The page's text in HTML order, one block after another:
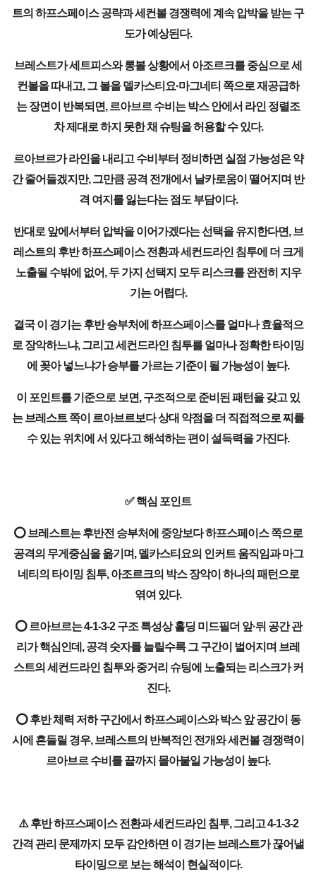
트의 하프스페이스 공략과 세컨볼 경쟁력에 계속 압박을 받는 구
도가 예상된다.
브레스트가 세트피스와 롱볼 상황에서 아조르크를 중심으로 세
컨볼을 따내고, 그 볼을 델카스티요·마그네티 쪽으로 재공급하
는 장면이 반복되면, 르아브르 수비는 박스 안에서 라인 정렬조
차 제대로 하지 못한 채 슈팅을 허용할 수 있다.
르아브르가 라인을 내리고 수비부터 정비하면 실점 가능성은 약
간 줄어들겠지만, 그만큼 공격 전개에서 날카로움이 떨어지며 반
격 여지를 잃는다는 점도 부담이다.
반대로 앞에서부터 압박을 이어가겠다는 선택을 유지한다면, 브
레스트의 후반 하프스페이스 전환과 세컨드라인 침투에 더 크게
노출될 수밖에 없어, 두 가지 선택지 모두 리스크를 완전히 지우
기는 어렵다.
결국 이 경기는 후반 승부처에 하프스페이스를 얼마나 효율적으
로 장악하느냐, 그리고 세컨드라인 침투를 얼마나 정확한 타이밍
에 꽂아 넣느냐가 승부를 가르는 기준이 될 가능성이 높다.
이 포인트를 기준으로 보면, 구조적으로 준비된 패턴을 갖고 있
는 브레스트 쪽이 르아브르보다 상대 약점을 더 직접적으로 찌를
수 있는 위치에 서 있다고 해석하는 편이 설득력을 가진다.
✅ 핵심 포인트
⭕ 브레스트는 후반전 승부처에 중앙보다 하프스페이스 쪽으로
공격의 무게중심을 옮기며, 델카스티요의 인커트 움직임과 마그
네티의 타이밍 침투, 아조르크의 박스 장악이 하나의 패턴으로
엮여 있다.
⭕ 르아브르는 4-1-3-2 구조 특성상 홀딩 미드필더 앞·뒤 공간 관
리가 핵심인데, 공격 숫자를 늘릴수록 그 구간이 벌어지며 브레
스트의 세컨드라인 침투와 중거리 슈팅에 노출되는 리스크가 커
진다.
⭕ 후반 체력 저하 구간에서 하프스페이스와 박스 앞 공간이 동
시에 흔들릴 경우, 브레스트의 반복적인 전개와 세컨볼 경쟁력이
르아브르 수비를 끝까지 몰아붙일 가능성이 높다.
⚠️ 후반 하프스페이스 전환과 세컨드라인 침투, 그리고 4-1-3-2
간격 관리 문제까지 모두 감안하면 이 경기는 브레스트가 끊어낼
타이밍으로 보는 해석이 현실적이다.